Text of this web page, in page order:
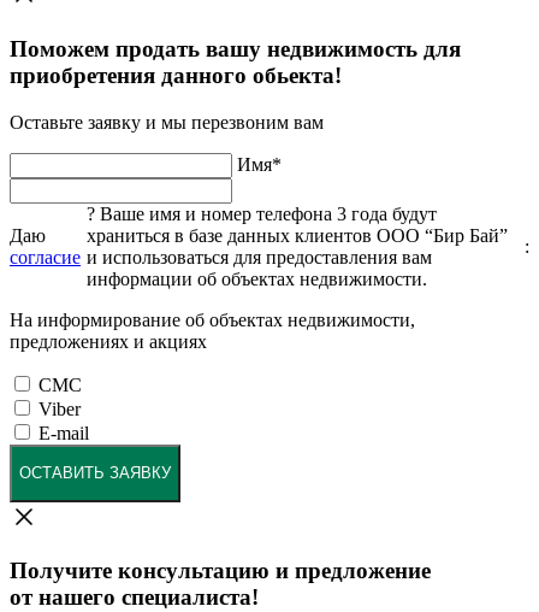
Поможем продать вашу недвижимость для
приобретения данного обьекта!
Оставьте заявку и мы перезвоним вам
Имя*
Даю
согласие
? Ваше имя и номер телефона 3 года будут
храниться в базе данных клиентов ООО “Бир Бай”
и использоваться для предоставления вам
информации об объектах недвижимости.
:
На информирование об объектах недвижимости,
предложениях и акциях
СМС
Viber
E-mail
ОСТАВИТЬ ЗАЯВКУ
Получите консультацию и предложение
от нашего специалиста!